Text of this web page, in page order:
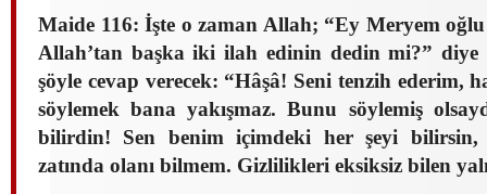
Maide 116: İşte o zaman Allah; “Ey Meryem oğlu
Allah’tan başka iki ilah edinin dedin mi?” diye
şöyle cevap verecek: “Hâşâ! Seni tenzih ederim,
söylemek bana yakışmaz. Bunu söylemiş
bilirdin! Sen benim içimdeki her şeyi bilirsin,
zatında olanı bilmem. Gizlilikleri eksiksiz bilen